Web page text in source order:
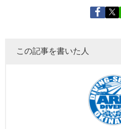
この記事を書いた人